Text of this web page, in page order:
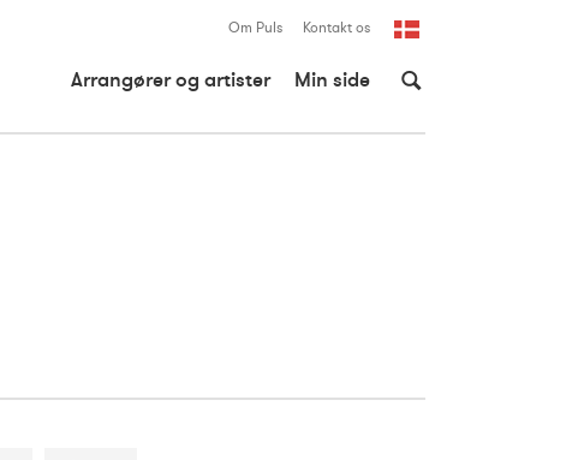
Om Puls Kontakt os
Arrangører og artister Min side